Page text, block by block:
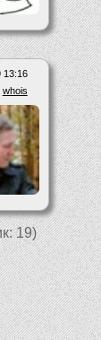
13:16
whois
19)